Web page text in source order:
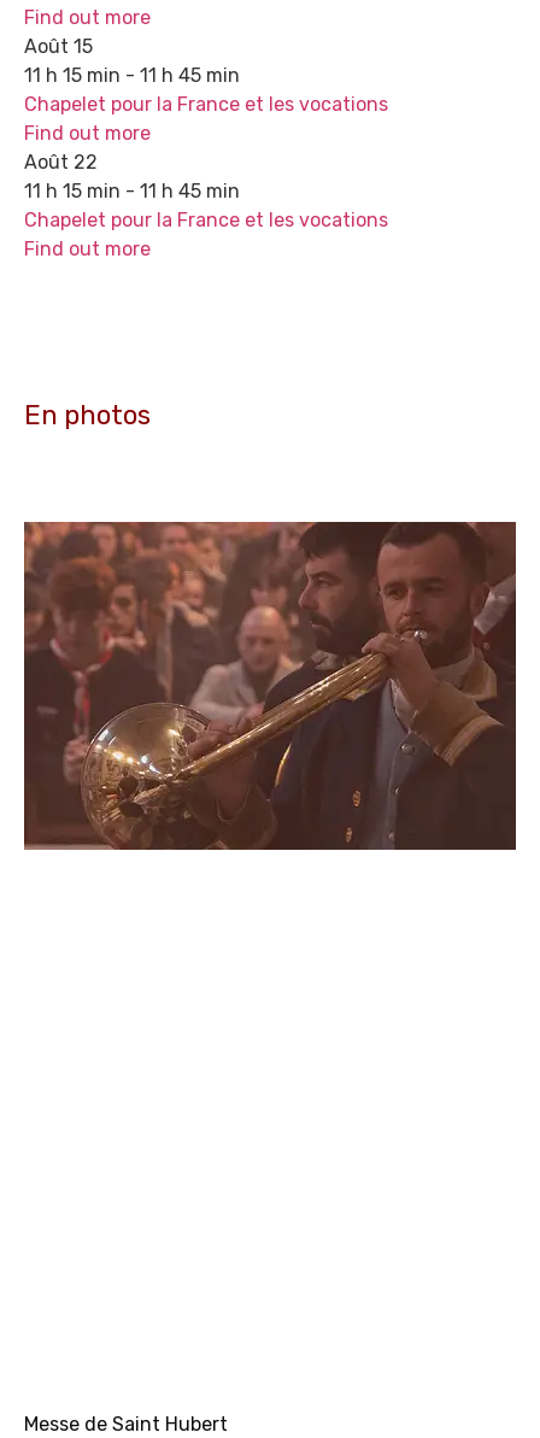
Find out more
Août 15
11 h 15 min - 11 h 45 min
Chapelet pour la France et les vocations
Find out more
Août 22
11 h 15 min - 11 h 45 min
Chapelet pour la France et les vocations
Find out more
En photos
Messe de Saint Hubert